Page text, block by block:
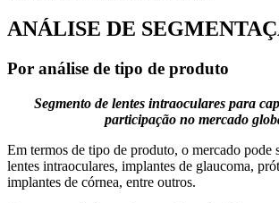
ANÁLISE DE
Por análise de tipo de produto
Segmento de lentes intraoculares para
participação no mercado
Em termos de tipo de produto, o mercado pode
lentes intraoculares, implantes de glaucoma,
implantes de córnea, entre outros.